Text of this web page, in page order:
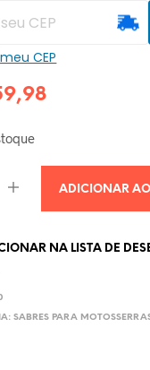
CEP
ADICIONAR
NA LISTA DE
SABRES PARA